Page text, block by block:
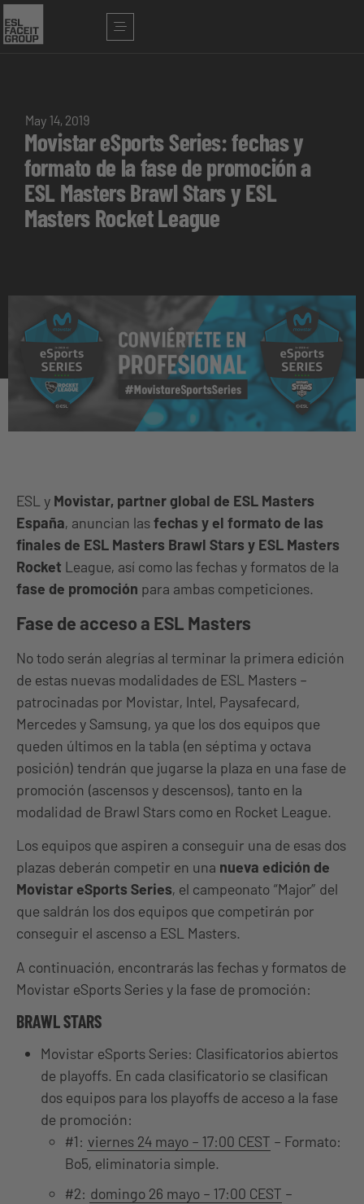
May 14, 2019
Movistar eSports Series: fechas y
formato de la fase de promoción a
ESL Masters Brawl Stars y ESL
Masters Rocket League
ESL y Movistar, partner global de ESL Masters
España, anuncian lasfechas y el formato de las
finales de ESL Masters Brawl Stars y ESL Masters
Rocket League, así como las fechas y formatos de la
fase de promoción para ambas competiciones.
Fase de acceso a ESL Masters
No todo serán alegrías al terminar la primera edición
de estas nuevas modalidades de ESL Masters –
patrocinadas por Movistar, Intel, Paysafecard,
Mercedes y Samsung, ya que los dos equipos que
queden últimos en la tabla (en séptima y octava
posición) tendrán que jugarse la plaza en una fase de
promoción (ascensos y descensos), tanto en la
modalidad de Brawl Stars como en Rocket League.
Los equipos que aspiren a conseguir una de esas dos
plazas deberán competir en una nueva edición de
Movistar eSports Series, el campeonato “Major” del
que saldrán los dos equipos que competirán por
conseguir el ascenso a ESL Masters.
A continuación, encontrarás las fechas y formatos de
Movistar eSports Series y la fase de promoción:
BRAWL STARS
Movistar eSports Series: Clasificatorios abiertos
de playoffs. En cada clasificatorio se clasifican
dos equipos para los playoffs de acceso a la fase
de promoción:
#1: viernes 24 mayo – 17:00 CEST – Formato:
Bo5, eliminatoria simple.
#2: domingo 26 mayo – 17:00 CEST –